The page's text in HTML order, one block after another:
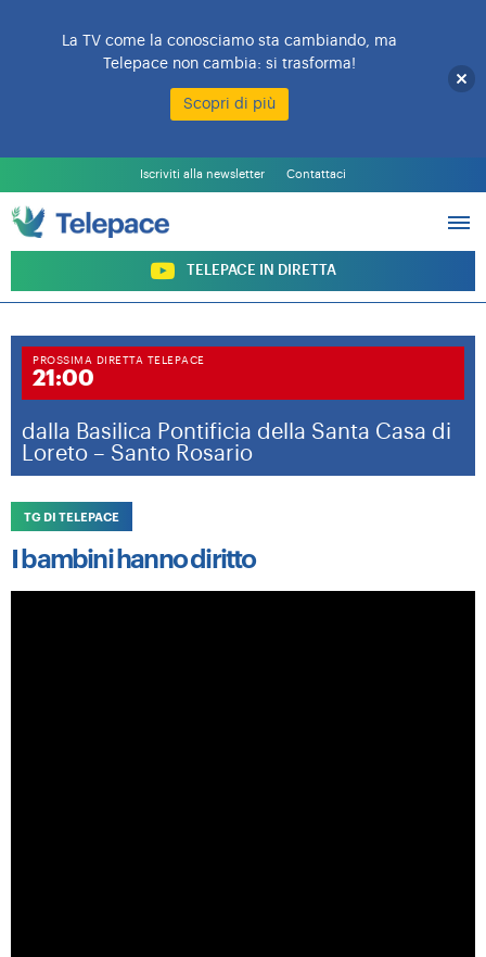
Iscriviti alla newsletter Contattaci
TELEPACE IN DIRETTA
L’EMITTENTE
PALINSESTO
PROGRAMMI
ARCHIVIO PROGRAMMI
SOSTIENI TELEPACE
PROSSIMA DIRETTA TELEPACE
21:00
dalla Basilica Pontificia della Santa Casa di
Loreto – Santo Rosario
TG DI TELEPACE
I bambini hanno diritto
La TV come la conosciamo sta cambiando, ma
Telepace non cambia: si trasforma!
Scopri di più